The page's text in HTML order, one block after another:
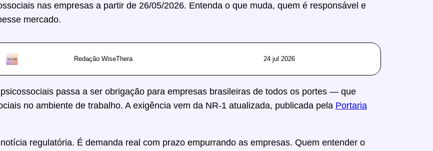
nas empresas a partir de 26/05/2026. Entenda o que muda, quem é responsável e
mercado.
Redação WiseThera 24 jul 2026
passa a ser obrigação para empresas brasileiras de todos os portes — que
no ambiente de trabalho. A exigência vem da NR-1 atualizada, publicada pela Portaria
regulatória. É demanda real com prazo empurrando as empresas. Quem entender o